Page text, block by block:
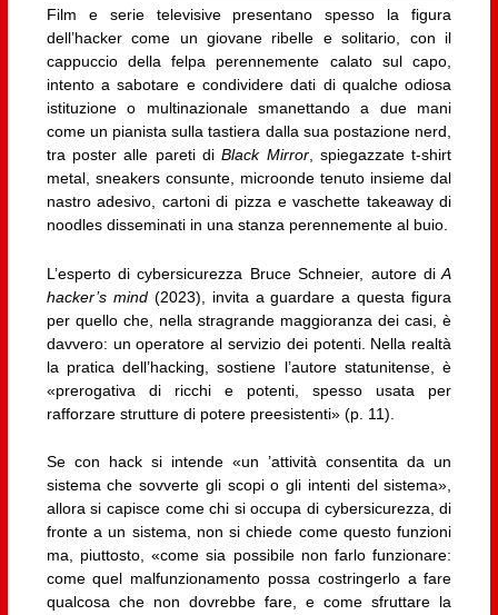
Film e serie televisive presentano spesso la figura
dell’hacker come un giovane ribelle e solitario, con il
cappuccio della felpa perennemente calato sul capo,
intento a sabotare e condividere dati di qualche odiosa
istituzione o multinazionale smanettando a due mani
come un pianista sulla tastiera dalla sua postazione nerd,
tra poster alle pareti diBlack Mirror, spiegazzate t-shirt
metal, sneakers consunte, microonde tenuto insieme dal
nastro adesivo, cartoni di pizza e vaschette takeaway di
noodles disseminati in una stanza perennemente al buio.
L’esperto di cybersicurezza Bruce Schneier, autore diA
hacker’s mind(2023), invita a guardare a questa figura
per quello che, nella stragrande maggioranza dei casi, è
davvero: un operatore al servizio dei potenti. Nella realtà
la pratica dell’hacking, sostiene l’autore statunitense, è
«prerogativa di ricchi e potenti, spesso usata per
rafforzare strutture di potere preesistenti» (p. 11).
Se con hack si intende «un ’attività consentita da un
sistema che sovverte gli scopi o gli intenti del sistema»,
allora si capisce come chi si occupa di cybersicurezza, di
fronte a un sistema, non si chiede come questo funzioni
ma, piuttosto, «come sia possibile non farlo funzionare:
come quel malfunzionamento possa costringerlo a fare
qualcosa che non dovrebbe fare, e come sfruttare la